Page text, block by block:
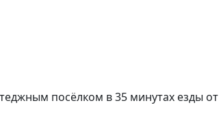
посёлком в 35 минутах езды от